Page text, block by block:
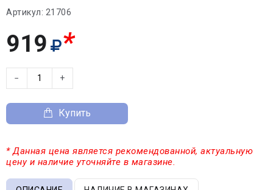
Артикул: 21706
919 *
− +
Купить
* Данная цена является рекомендованной, актуальную
цену и наличие уточняйте в магазине.